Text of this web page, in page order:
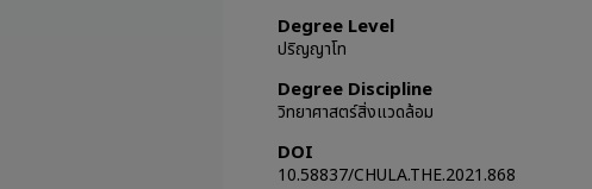
Degree Level
ปริญญาโท
Degree Discipline
วิทยาศาสตร์สิ่งแวดล้อม
DOI
10.58837/CHULA.THE.2021.868